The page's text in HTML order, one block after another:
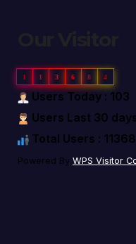
1 1 3 6 8 4
Users Today : 103
Users Last 30
Total Users :
Powered By WPS Visitor